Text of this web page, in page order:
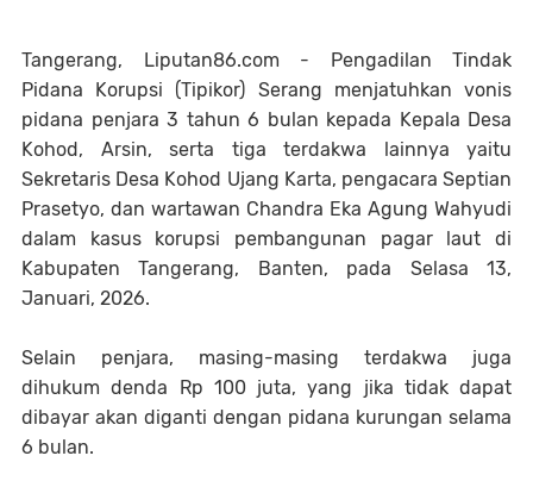
Tangerang, Liputan86.com - Pengadilan Tindak
Pidana Korupsi (Tipikor) Serang menjatuhkan vonis
pidana penjara 3 tahun 6 bulan kepada Kepala Desa
Kohod, Arsin, serta tiga terdakwa lainnya yaitu
Sekretaris Desa Kohod Ujang Karta, pengacara Septian
Prasetyo, dan wartawan Chandra Eka Agung Wahyudi
dalam kasus korupsi pembangunan pagar laut di
Kabupaten Tangerang, Banten, pada Selasa 13,
Januari, 2026.
Selain penjara, masing-masing terdakwa juga
dihukum denda Rp 100 juta, yang jika tidak dapat
dibayar akan diganti dengan pidana kurungan selama
6 bulan.